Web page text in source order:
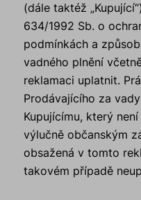
(dále taktéž
634/1992 Sb. o
podmínkách a
vadného plnění
reklamaci uplatnit.
Prodávajícího za
Kupujícímu, který
výlučně občanským
obsažená v tomto
takovém případě